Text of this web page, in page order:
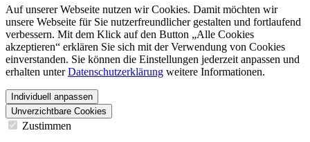
Auf unserer Webseite nutzen wir Cookies. Damit möchten wir
unsere Webseite für Sie nutzerfreundlicher gestalten und fortlaufend
verbessern. Mit dem Klick auf den Button „Alle Cookies
akzeptieren“ erklären Sie sich mit der Verwendung von Cookies
einverstanden. Sie können die Einstellungen jederzeit anpassen und
erhalten unterDatenschutzerklärung weitere Informationen.
Individuell anpassen
Unverzichtbare Cookies
Zustimmen